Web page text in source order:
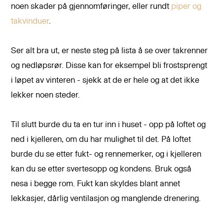
noen skader på gjennomføringer, eller rundt piper og
takvinduer.
Ser alt bra ut, er neste steg på lista å se over takrenner
og nedløpsrør. Disse kan for eksempel bli frostsprengt
i løpet av vinteren - sjekk at de er hele og at det ikke
lekker noen steder.
Til slutt burde du ta en tur inn i huset - opp på loftet og
ned i kjelleren, om du har mulighet til det. På loftet
burde du se etter fukt- og rennemerker, og i kjelleren
kan du se etter svertesopp og kondens. Bruk også
nesa i begge rom. Fukt kan skyldes blant annet
lekkasjer, dårlig ventilasjon og manglende drenering.